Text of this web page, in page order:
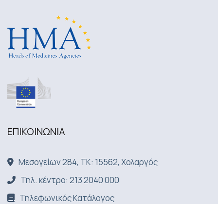
ΕΠΙΚΟΙΝΩΝΙA
Μεσογείων 284, ΤΚ: 15562, Χολαργός
Τηλ. κέντρο: 213 2040 000
Τηλεφωνικός Κατάλογος